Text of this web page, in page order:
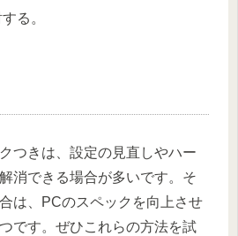
る。
つきは、設定の見直しやハー
消できる場合が多いです。そ
は、PCのスペックを向上させ
です。ぜひこれらの方法を試